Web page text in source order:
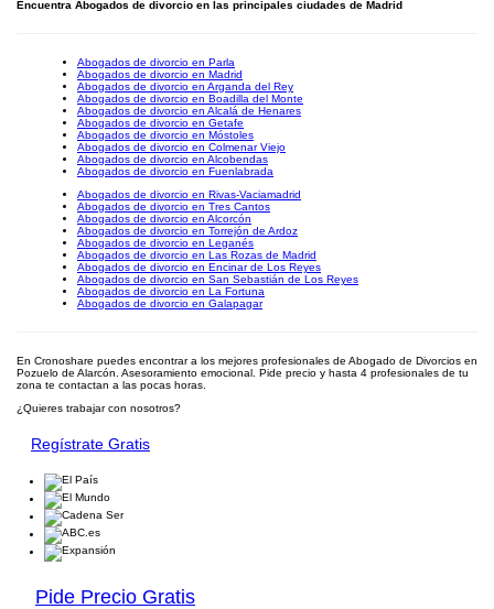
Encuentra Abogados de divorcio en las principales ciudades de Madrid
Abogados de divorcio en Parla
Abogados de divorcio en Madrid
Abogados de divorcio en Arganda del Rey
Abogados de divorcio en Boadilla del Monte
Abogados de divorcio en Alcalá de Henares
Abogados de divorcio en Getafe
Abogados de divorcio en Móstoles
Abogados de divorcio en Colmenar Viejo
Abogados de divorcio en Alcobendas
Abogados de divorcio en Fuenlabrada
Abogados de divorcio en Rivas-Vaciamadrid
Abogados de divorcio en Tres Cantos
Abogados de divorcio en Alcorcón
Abogados de divorcio en Torrejón de Ardoz
Abogados de divorcio en Leganés
Abogados de divorcio en Las Rozas de Madrid
Abogados de divorcio en Encinar de Los Reyes
Abogados de divorcio en San Sebastián de Los Reyes
Abogados de divorcio en La Fortuna
Abogados de divorcio en Galapagar
En Cronoshare puedes encontrar a los mejores profesionales de Abogado de Divorcios en
Pozuelo de Alarcón. Asesoramiento emocional. Pide precio y hasta 4 profesionales de tu
zona te contactan a las pocas horas.
¿Quieres trabajar con nosotros?
Regístrate Gratis
Pide Precio Gratis